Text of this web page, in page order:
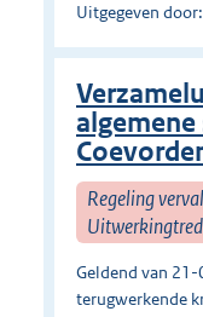
Uitgegeven
Regeling
Geldend van
terugwerkende